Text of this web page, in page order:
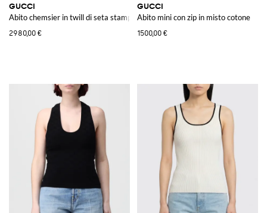
GUCCI
Abito chemsier in twill di seta stampato
2980,00 €
GUCCI
Abito mini con zip in misto cotone
1500,00 €